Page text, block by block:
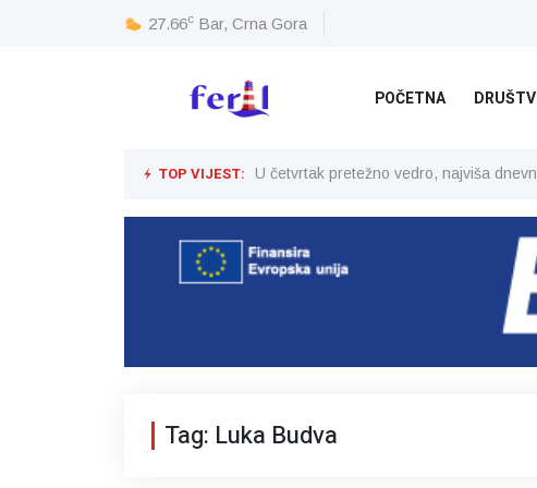
27.66c Bar, Crna Gora
POČETNA
TOP VIJEST: U četvrtak pretežno vedro, najviša
Tag: Luka Budva